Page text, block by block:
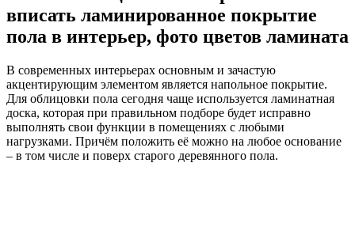
вписать ламинированное покрытие
пола в интерьер, фото цветов ламината
В современных интерьерах основным и зачастую
акцентирующим элементом является напольное покрытие.
Для облицовки пола сегодня чаще используется ламинатная
доска, которая при правильном подборе будет исправно
выполнять свои функции в помещениях с любыми
нагрузками. Причём положить её можно на любое основание
– в том числе и поверх старого деревянного пола.